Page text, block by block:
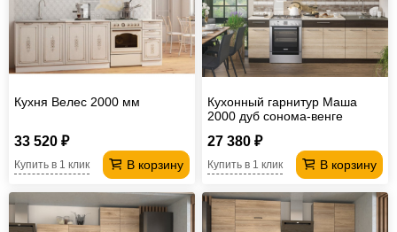
Кухня Велес 2000 мм
33 520 ₽
В корзину
Купить в 1 клик
Кухонный гарнитур Маша
2000 дуб сонома-венге
27 380 ₽
В корзину
Купить в 1 клик